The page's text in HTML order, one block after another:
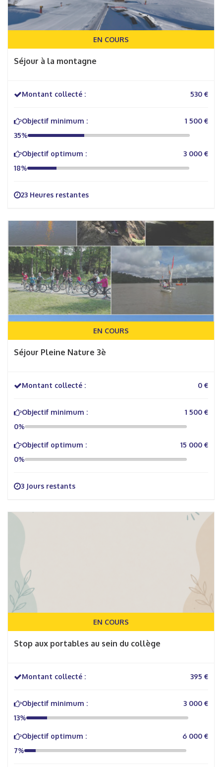
EN COURS
Séjour à la montagne
Montant collecté : 530 €
Objectif minimum :
1 500 €
35%
Objectif optimum :
3 000 €
18%
23 Heures restantes
EN COURS
Séjour Pleine Nature 3è
Montant collecté : 0 €
Objectif minimum :
1 500 €
0%
Objectif optimum :
15 000 €
0%
3 Jours restants
EN COURS
Stop aux portables au sein du collège
Montant collecté : 395 €
Objectif minimum :
3 000 €
13%
Objectif optimum :
6 000 €
7%